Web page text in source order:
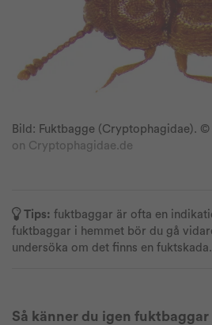
Bild: Fuktbagge (Cryptophagidae). ©
on Cryptophagidae.de
Tips: fuktbaggar är ofta en
fuktbaggar i hemmet bör du gå
undersöka om det finns en fuktskada.
Så känner du igen fuktbaggar